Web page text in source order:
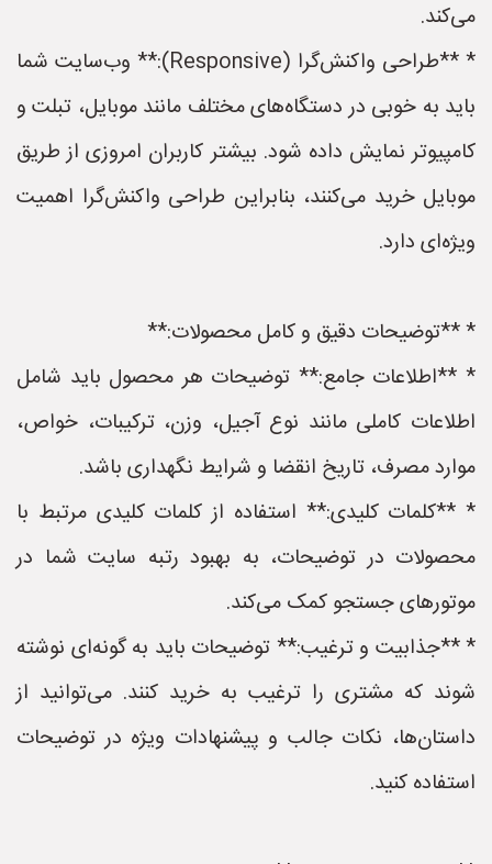
می‌کند.
* **طراحی واکنش‌گرا (Responsive):** وب‌سایت شما
باید به خوبی در دستگاه‌های مختلف مانند موبایل، تبلت و
کامپیوتر نمایش داده شود. بیشتر کاربران امروزی از طریق
موبایل خرید می‌کنند، بنابراین طراحی واکنش‌گرا اهمیت
ویژه‌ای دارد.
* **توضیحات دقیق و کامل محصولات:**
* **اطلاعات جامع:** توضیحات هر محصول باید شامل
اطلاعات کاملی مانند نوع آجیل، وزن، ترکیبات، خواص،
موارد مصرف، تاریخ انقضا و شرایط نگهداری باشد.
* **کلمات کلیدی:** استفاده از کلمات کلیدی مرتبط با
محصولات در توضیحات، به بهبود رتبه سایت شما در
موتورهای جستجو کمک می‌کند.
* **جذابیت و ترغیب:** توضیحات باید به گونه‌ای نوشته
شوند که مشتری را ترغیب به خرید کنند. می‌توانید از
داستان‌ها، نکات جالب و پیشنهادات ویژه در توضیحات
استفاده کنید.